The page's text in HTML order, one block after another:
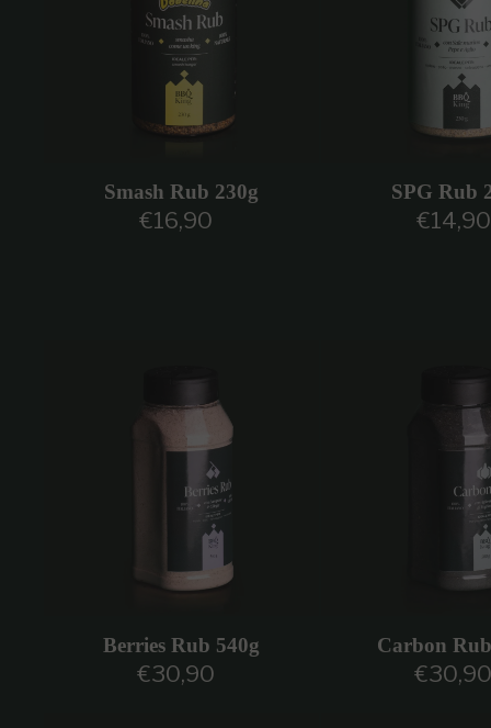
Smash Rub 230g
Prezzo regolare
€16,90
SPG Rub
Prezzo
€14,90
Berries Rub 540g
Prezzo regolare
€30,90
Carbon
Prezzo
€30,90